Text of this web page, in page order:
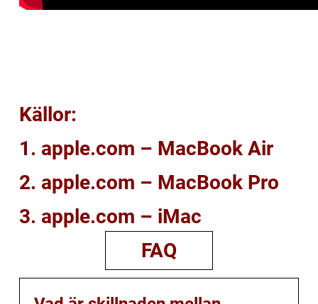
Källor:
1. apple.com – MacBook Air
2. apple.com – MacBook Pro
3. apple.com – iMac
FAQ